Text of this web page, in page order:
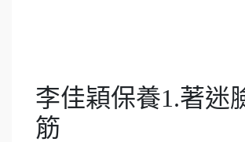
李佳穎保養1.著迷
筋